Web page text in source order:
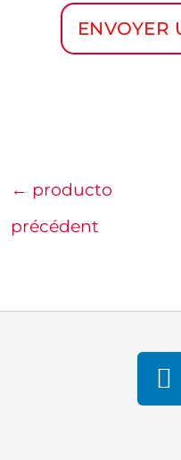
ENVOYER
← producto
précédent